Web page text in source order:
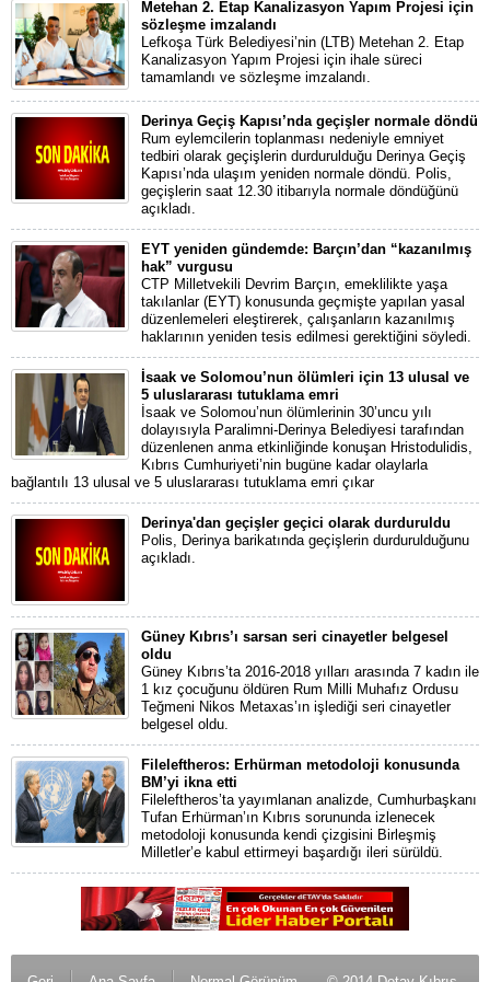
Metehan 2. Etap Kanalizasyon Yapım Projesi için
sözleşme imzalandı
Lefkoşa Türk Belediyesi’nin (LTB) Metehan 2. Etap
Kanalizasyon Yapım Projesi için ihale süreci
tamamlandı ve sözleşme imzalandı.
Derinya Geçiş Kapısı’nda geçişler normale döndü
Rum eylemcilerin toplanması nedeniyle emniyet
tedbiri olarak geçişlerin durdurulduğu Derinya Geçiş
Kapısı’nda ulaşım yeniden normale döndü. Polis,
geçişlerin saat 12.30 itibarıyla normale döndüğünü
açıkladı.
EYT yeniden gündemde: Barçın’dan “kazanılmış
hak” vurgusu
CTP Milletvekili Devrim Barçın, emeklilikte yaşa
takılanlar (EYT) konusunda geçmişte yapılan yasal
düzenlemeleri eleştirerek, çalışanların kazanılmış
haklarının yeniden tesis edilmesi gerektiğini söyledi.
İsaak ve Solomou’nun ölümleri için 13 ulusal ve
5 uluslararası tutuklama emri
İsaak ve Solomou’nun ölümlerinin 30’uncu yılı
dolayısıyla Paralimni-Derinya Belediyesi tarafından
düzenlenen anma etkinliğinde konuşan Hristodulidis,
Kıbrıs Cumhuriyeti’nin bugüne kadar olaylarla
bağlantılı 13 ulusal ve 5 uluslararası tutuklama emri çıkar
Derinya'dan geçişler geçici olarak durduruldu
Polis, Derinya barikatında geçişlerin durdurulduğunu
açıkladı.
Güney Kıbrıs’ı sarsan seri cinayetler belgesel
oldu
Güney Kıbrıs’ta 2016-2018 yılları arasında 7 kadın ile
1 kız çocuğunu öldüren Rum Milli Muhafız Ordusu
Teğmeni Nikos Metaxas’ın işlediği seri cinayetler
belgesel oldu.
Fileleftheros: Erhürman metodoloji konusunda
BM’yi ikna etti
Fileleftheros’ta yayımlanan analizde, Cumhurbaşkanı
Tufan Erhürman’ın Kıbrıs sorununda izlenecek
metodoloji konusunda kendi çizgisini Birleşmiş
Milletler’e kabul ettirmeyi başardığı ileri sürüldü.